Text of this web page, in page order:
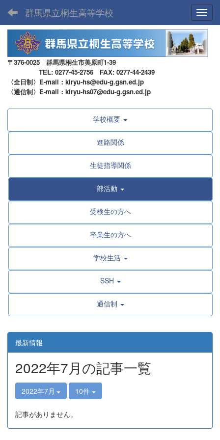
群馬県立桐生高等学校
〒376-0025 群馬県桐生市美原町1-39
TEL: 0277-45-2756 FAX: 0277-44-2439
〈全日制〉E-mail：kiryu-hs@edu-g.gsn.ed.jp
〈通信制〉E-mail：kiryu-hs07@edu-g.gsn.ed.jp
学校概要
進路関係
生徒指導関係
部活動
受検生の方へ
卒業生の方へ
学校生活
SSH
通信制
最新情報
2022年7月の記事一覧
2022年7月 10件
記事がありません。